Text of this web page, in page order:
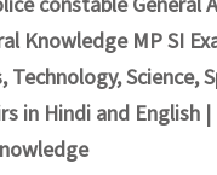
Knowledge MP SI
Technology,
in Hindi and